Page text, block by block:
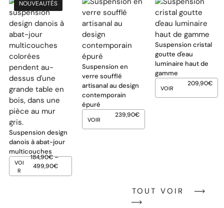
NOUVEAUTÉS
Suspension design
danois à abat-jour
multicouches
VOI
R
184,90€–
499,90€
NOUVEAUTÉS
Suspension en
verre soufflé
artisanal au design
contemporain
épuré
VOIR
239,90€
NOUVEAUTÉS
Suspension cristal
goutte d'eau
luminaire haut de
gamme
VOIR
209,90€
NOUVEAUTÉS
TOUT VOIR